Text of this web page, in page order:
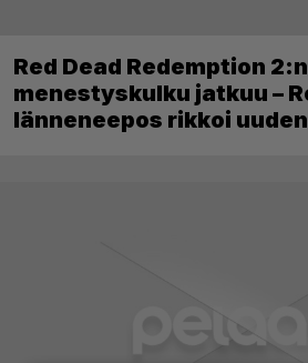
Red Dead Redemption 2:n
menestyskulku jatkuu –
länneneepos rikkoi